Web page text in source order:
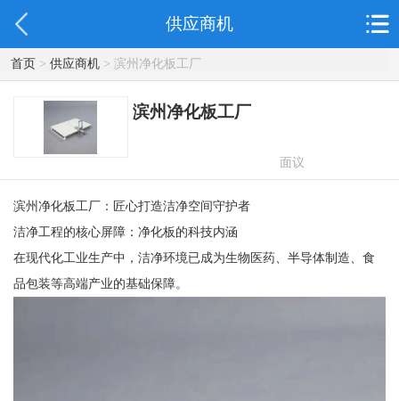
供应商机
首页> 供应商机> 滨州净化板工厂
滨州净化板工厂
面议
滨州净化板工厂：匠心打造洁净空间守护者
洁净工程的核心屏障：净化板的科技内涵
在现代化工业生产中，洁净环境已成为生物医药、半导体制造、食
品包装等高端产业的基础保障。